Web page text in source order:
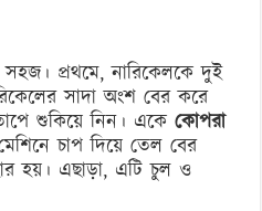
প্রথমে, নারিকেলকে দুই
সাদা অংশ বের করে
শুকিয়ে নিন। একেকোপরা
চাপ দিয়ে তেল বের
হয়। এছাড়া, এটি চুল ও